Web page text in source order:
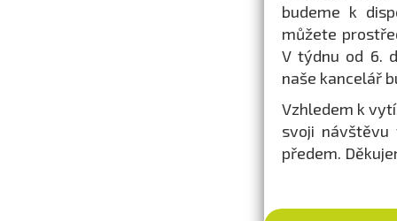
budeme k
můžete
V týdnu od 6.
naše kancelář
Vzhledem k
svoji návštěvu
předem.